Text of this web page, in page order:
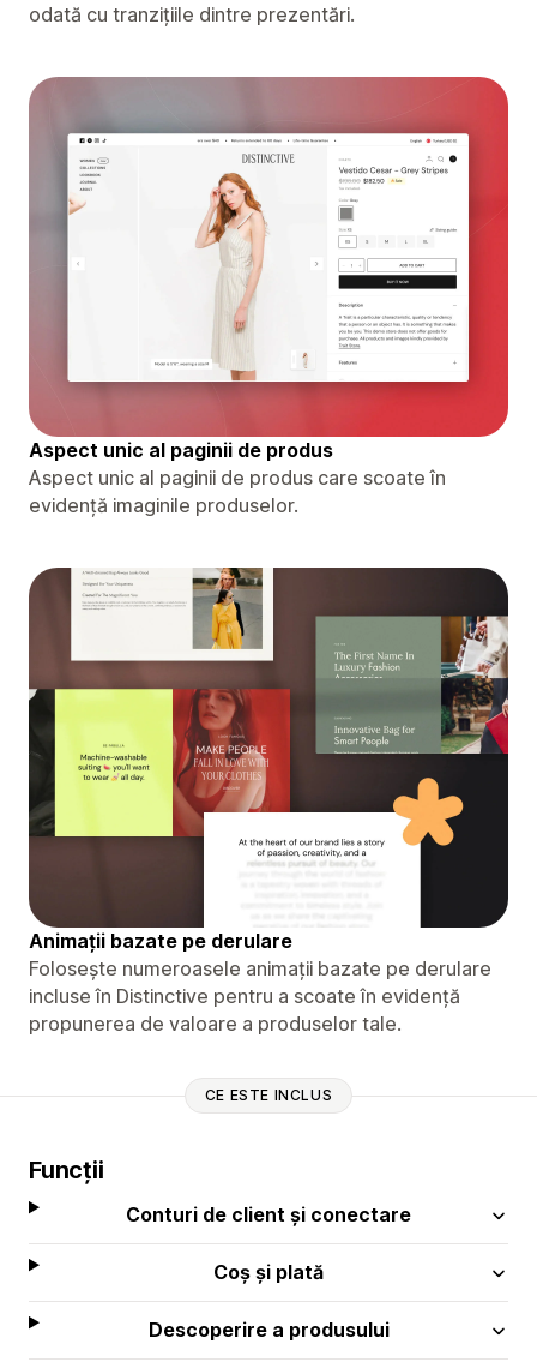
odată cu tranzițiile dintre prezentări.
Aspect unic al paginii de produs
Aspect unic al paginii de produs care scoate în
evidență imaginile produselor.
Animații bazate pe derulare
Folosește numeroasele animații bazate pe derulare
incluse în Distinctive pentru a scoate în evidență
propunerea de valoare a produselor tale.
CE ESTE INCLUS
Funcții
Conturi de client și conectare
Coș și plată
Descoperire a produsului